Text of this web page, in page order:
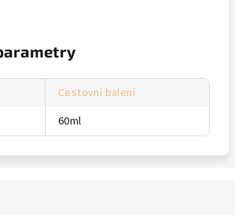
Cestovní balení
60ml